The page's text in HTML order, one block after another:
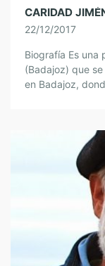
CARIDAD
22/12/2017
Biografía Es una
(Badajoz) que
en Badajoz,